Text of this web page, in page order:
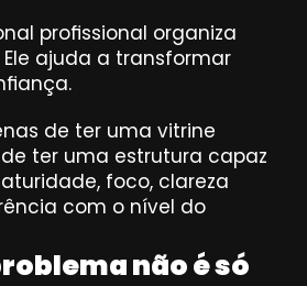
profissional organiza
ajuda a transformar
de ter uma vitrine
ter uma estrutura capaz
foco, clareza
com o nível do
não é só